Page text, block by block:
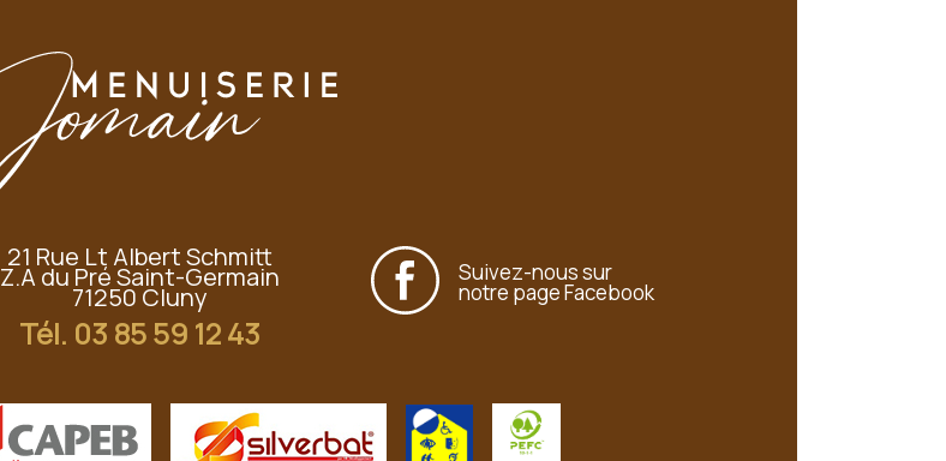
21 Rue Lt Albert Schmitt
Z.A du Pré Saint-Germain
71250 Cluny
Tél. 03 85 59 12 43
Suivez-nous sur
notre page Facebook